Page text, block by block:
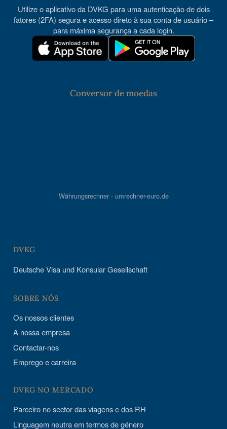
Utilize o aplicativo da DVKG para uma autenticação de dois
fatores (2FA) segura e acesso direto à sua conta de usuário –
para máxima segurança a cada login.
Conversor de moedas
Währungsrechner - umrechner-euro.de
DVKG
Deutsche Visa und Konsular Gesellschaft
SOBRE NÓS
Os nossos clientes
A nossa empresa
Contactar-nos
Emprego e carreira
DVKG NO MERCADO
Parceiro no sector das viagens e dos RH
Linguagem neutra em termos de género